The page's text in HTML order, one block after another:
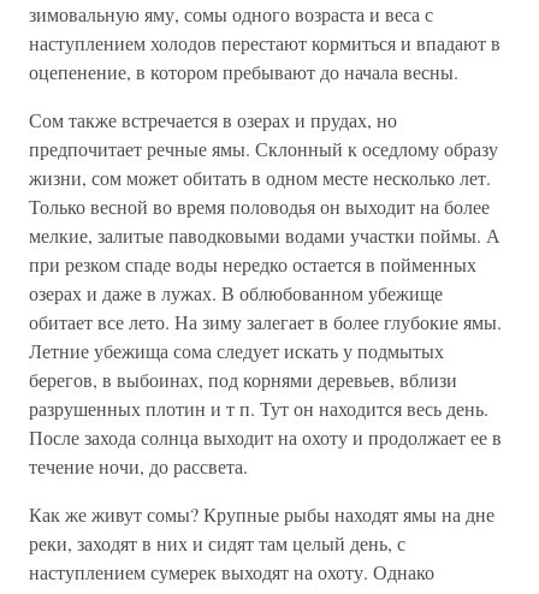
зимовальную яму, сомы одного возраста и веса с
наступлением холодов перестают кормиться и впадают в
оцепенение, в котором пребывают до начала весны.
Сом также встречается в озерах и прудах, но
предпочитает речные ямы. Склонный к оседлому образу
жизни, сом может обитать в одном месте несколько лет.
Только весной во время половодья он выходит на более
мелкие, залитые паводковыми водами участки поймы. А
при резком спаде воды нередко остается в пойменных
озерах и даже в лужах. В облюбованном убежище
обитает все лето. На зиму залегает в более глубокие ямы.
Летние убежища сома следует искать у подмытых
берегов, в выбоинах, под корнями деревьев, вблизи
разрушенных плотин и т п. Тут он находится весь день.
После захода солнца выходит на охоту и продолжает ее в
течение ночи, до рассвета.
Как же живут сомы? Крупные рыбы находят ямы на дне
реки, заходят в них и сидят там целый день, с
наступлением сумерек выходят на охоту. Однако